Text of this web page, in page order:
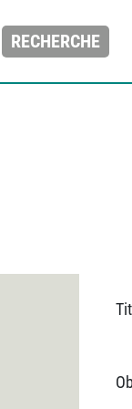
RECHERCHE